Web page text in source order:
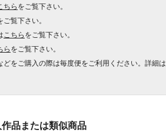
ちらをご覧下さい。
ご覧下さい。
こちらをご覧下さい。
らをご覧下さい。
どをご購入の際は毎度便をご利用ください。詳細は
品または類似商品